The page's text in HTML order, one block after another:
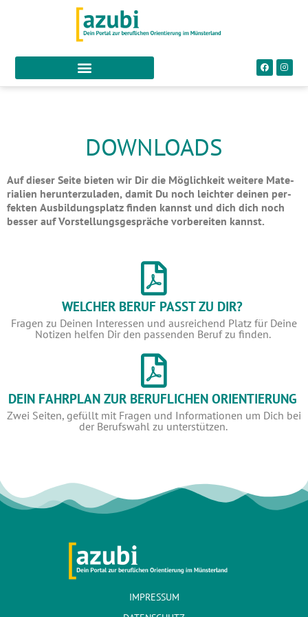
DOWNLOADS
Auf die­ser Sei­te bie­ten wir Dir die Mög­lich­keit wei­te­re Mate­
ria­li­en her­un­ter­zu­la­den, damit Du noch leich­ter dei­nen per­
fek­ten Aus­bil­dungs­platz fin­den kannst und dich dich noch
bes­ser auf Vor­stel­lungs­ge­sprä­che vor­be­rei­ten kannst.
WELCHER BERUF PASST ZU DIR?
Fra­gen zu Dei­nen Inter­es­sen und aus­rei­chend Platz für Dei­ne
Noti­zen hel­fen Dir den pas­sen­den Beruf zu finden.
DEIN FAHRPLAN ZUR BERUFLICHEN ORIENTIERUNG
Zwei Sei­ten, gefüllt mit Fra­gen und Infor­ma­tio­nen um Dich bei
der Berufs­wahl zu unterstützen.
IMPRESSUM